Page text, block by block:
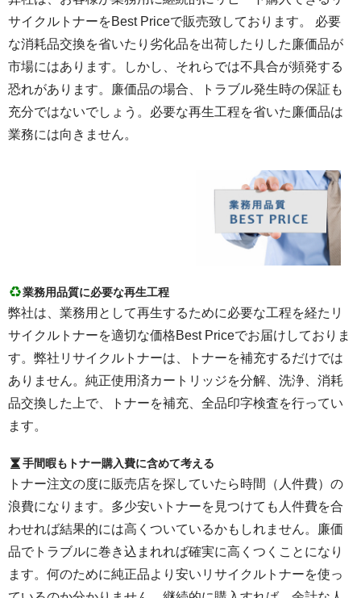
サイクルトナーをBest Priceで販売致しております。 必要
な消耗品交換を省いたり劣化品を出荷したりした廉価品が
市場にはあります。しかし、それらでは不具合が頻発する
恐れがあります。廉価品の場合、トラブル発生時の保証も
充分ではないでしょう。必要な再生工程を省いた廉価品は
業務には向きません。
業務用品質に必要な再生工程
弊社は、業務用として再生するために必要な工程を経たリ
サイクルトナーを適切な価格Best Priceでお届けしておりま
す。弊社リサイクルトナーは、トナーを補充するだけでは
ありません。純正使用済カートリッジを分解、洗浄、消耗
品交換した上で、トナーを補充、全品印字検査を行ってい
ます。
手間暇もトナー購入費に含めて考える
トナー注文の度に販売店を探していたら時間（人件費）の
浪費になります。多少安いトナーを見つけても人件費を合
わせれば結果的には高くついているかもしれません。廉価
品でトラブルに巻き込まれれば確実に高くつくことになり
ます。何のために純正品より安いリサイクルトナーを使っ